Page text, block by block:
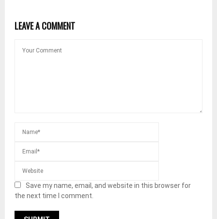
LEAVE A COMMENT
Save my name, email, and website in this browser for
the next time I comment.